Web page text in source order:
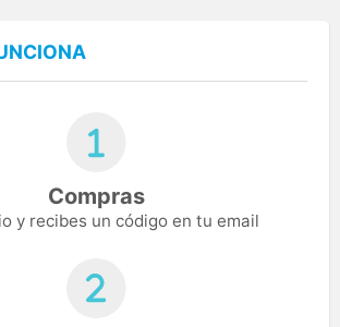
Compras
y recibes un código en tu email